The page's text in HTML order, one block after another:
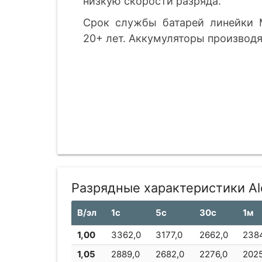
Срок службы батарей линейки
20+ лет. Аккумуляторы
Разрядные характеристики
В/эл 1с 5с 30с 1м
1,00
3362,0 3177,0 2662,0
1,05
2889,0 2682,0 2276,0